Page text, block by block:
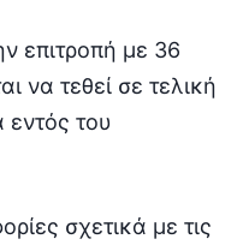
επιτροπή με 36
να τεθεί σε τελική
του
σχετικά με τις